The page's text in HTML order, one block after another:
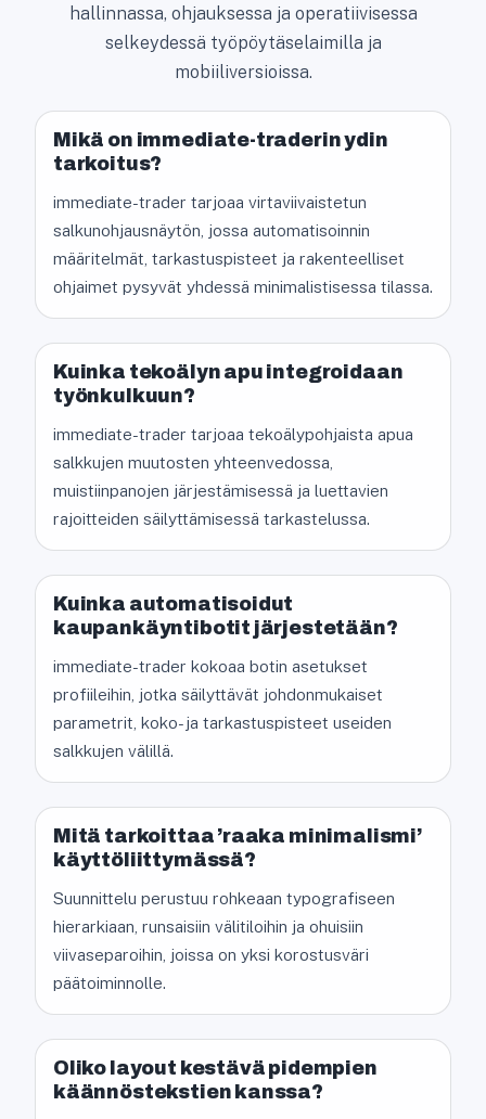
hallinnassa, ohjauksessa ja operatiivisessa
selkeydessä työpöytäselaimilla ja
mobiiliversioissa.
Mikä on immediate-traderin ydin
tarkoitus?
immediate-trader tarjoaa virtaviivaistetun
salkunohjausnäytön, jossa automatisoinnin
määritelmät, tarkastuspisteet ja rakenteelliset
ohjaimet pysyvät yhdessä minimalistisessa tilassa.
Kuinka tekoälyn apu integroidaan
työnkulkuun?
immediate-trader tarjoaa tekoälypohjaista apua
salkkujen muutosten yhteenvedossa,
muistiinpanojen järjestämisessä ja luettavien
rajoitteiden säilyttämisessä tarkastelussa.
Kuinka automatisoidut
kaupankäyntibotit järjestetään?
immediate-trader kokoaa botin asetukset
profiileihin, jotka säilyttävät johdonmukaiset
parametrit, koko- ja tarkastuspisteet useiden
salkkujen välillä.
Mitä tarkoittaa ’raaka minimalismi’
käyttöliittymässä?
Suunnittelu perustuu rohkeaan typografiseen
hierarkiaan, runsaisiin välitiloihin ja ohuisiin
viivaseparoihin, joissa on yksi korostusväri
päätoiminnolle.
Oliko layout kestävä pidempien
käännöstekstien kanssa?